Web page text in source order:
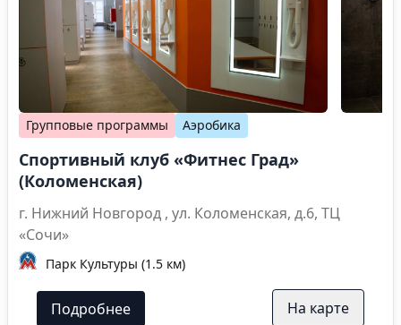
Групповые программы Аэробика
Спортивный клуб «Фитнес Град»
(Коломенская)
г. Нижний Новгород , ул. Коломенская, д.6, ТЦ
«Сочи»
Парк Культуры (1.5 км)
Подробнее На карте